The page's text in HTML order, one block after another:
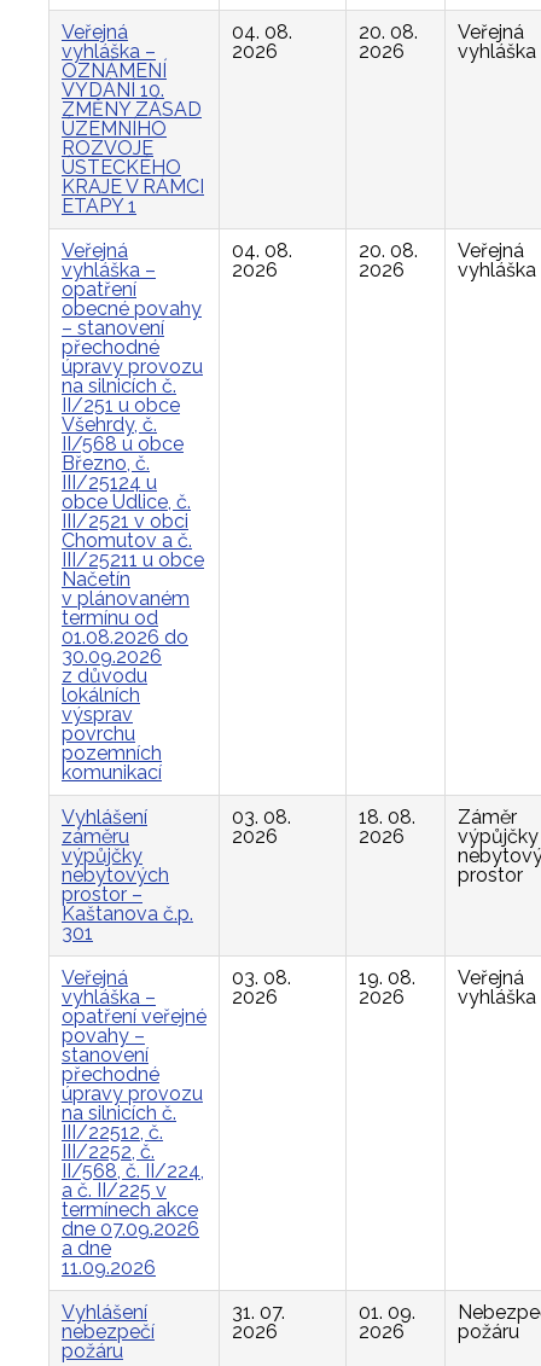
Veřejná
vyhláška –
OZNÁMENÍ
VYDÁNÍ 10.
ZMĚNY ZÁSAD
ÚZEMNÍHO
ROZVOJE
ÚSTECKÉHO
KRAJE V RÁMCI
ETAPY 1
04. 08.
2026
20. 08.
2026
Veřejná
vyhláška
Veřejná
vyhláška –
opatření
obecné povahy
– stanovení
přechodné
úpravy provozu
na silnicích č.
II/251 u obce
Všehrdy, č.
II/568 u obce
Březno, č.
III/25124 u
obce Údlice, č.
III/2521 v obci
Chomutov a č.
III/25211 u obce
Načetín
v plánovaném
termínu od
01.08.2026 do
30.09.2026
z důvodu
lokálních
výsprav
povrchu
pozemních
komunikací
04. 08.
2026
20. 08.
2026
Veřejná
vyhláška
Vyhlášení
záměru
výpůjčky
nebytových
prostor –
Kaštanova č.p.
301
03. 08.
2026
18. 08.
2026
Záměr
výpůjčky
prostor
Veřejná
vyhláška –
opatření veřejné
povahy –
stanovení
přechodné
úpravy provozu
na silnicích č.
III/22512, č.
III/2252, č.
II/568, č. II/224,
a č. II/225 v
termínech akce
dne 07.09.2026
a dne
11.09.2026
03. 08.
2026
19. 08.
2026
Veřejná
vyhláška
Vyhlášení
nebezpečí
požáru
31. 07.
2026
01. 09.
2026
požáru